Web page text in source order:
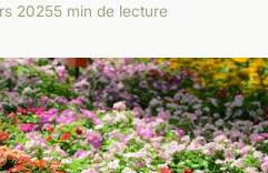
20255 min de lecture